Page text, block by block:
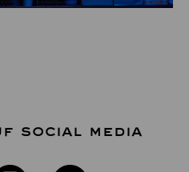
SOCIAL MEDIA